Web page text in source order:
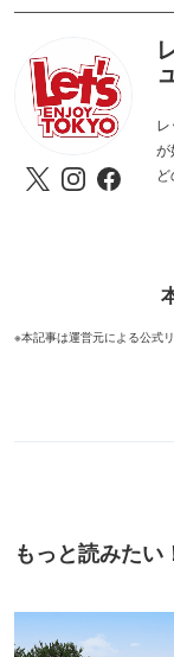
が
※本記事は運営元による公式
もっと読みたい